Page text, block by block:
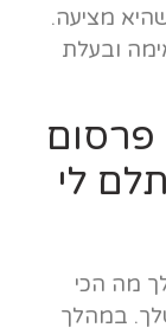
מציעה.
ובעלת
פרסום
לי
לך מה הכי
במהלך